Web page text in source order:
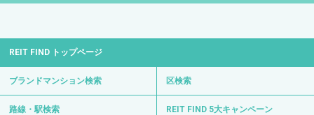
REIT FIND トップページ
ブランドマンション検索 区検索
路線・駅検索 REIT FIND 5大キャンペーン